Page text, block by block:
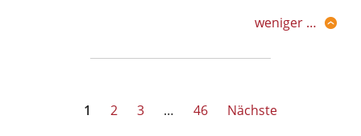
weniger …
Seitennummerierung
1 2 3 … 46 Nächste